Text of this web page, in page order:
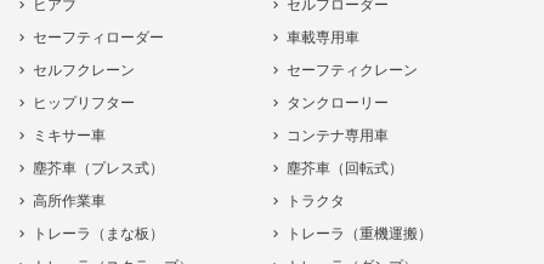
ヒアブ
セルフローダー
セーフティローダー
車載専用車
セルフクレーン
セーフティクレーン
ヒップリフター
タンクローリー
ミキサー車
コンテナ専用車
塵芥車（プレス式）
塵芥車（回転式）
高所作業車
トラクタ
トレーラ（まな板）
トレーラ（重機運搬）